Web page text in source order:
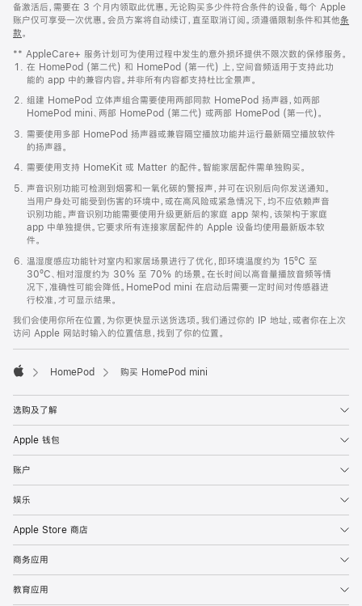
备激活后，需要在 3 个月内领取此优惠。无论购买多少件符合条件的设备，每个 Apple
账户仅可享受一次优惠。会员方案将自动续订，直至取消订阅。须遵循限制条件和其他条
款。
窗
口
中
打
开)
** AppleCare+ 服务计划可为使用过程中发生的意外损坏提供不限次数的保修服务。
在 HomePod (第二代) 和 HomePod (第一代) 上，空间音频适用于支持此功
能的 app 中的兼容内容。并非所有内容都支持杜比全景声。
组建 HomePod 立体声组合需要使用两部同款 HomePod 扬声器，如两部
HomePod mini、两部 HomePod (第二代) 或两部 HomePod (第一代)。
需要使用多部 HomePod 扬声器或兼容隔空播放功能并运行最新隔空播放软件
的扬声器。
需要使用支持 HomeKit 或 Matter 的配件。智能家居配件需单独购买。
声音识别功能可检测到烟雾和一氧化碳的警报声，并可在识别后向你发送通知。
当用户身处可能受到伤害的环境中，或在高风险或紧急情况下，均不应依赖声音
识别功能。声音识别功能需要使用升级更新后的家庭 app 架构，该架构于家庭
app 中单独提供。它要求所有连接家居配件的 Apple 设备均使用最新版本软
件。
温湿度感应功能针对室内和家居场景进行了优化，即环境温度约为 15ºC 至
30ºC、相对湿度约为 30% 至 70% 的场景。在长时间以高音量播放音频等情
况下，准确性可能会降低。HomePod mini 在启动后需要一定时间对传感器进
行校准，才可显示结果。
我们会使用你所在位置，为你更快显示送货选项。我们通过你的 IP 地址，或者你在上次
访问 Apple 网站时输入的位置信息，找到了你的位置。
HomePod 购买 HomePod mini
选购及了解
Apple 钱包
账户
娱乐
Apple Store 商店
商务应用
教育应用